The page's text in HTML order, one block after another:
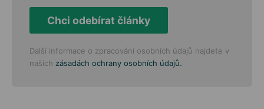
Chci odebírat články
Další informace o zpracování osobních údajů najdete v
našich zásadách ochrany osobních údajů.